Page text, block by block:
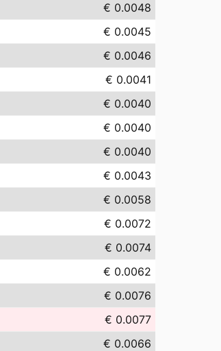
€ 0.0048
€ 0.0045
€ 0.0046
€ 0.0041
€ 0.0040
€ 0.0040
€ 0.0040
€ 0.0043
€ 0.0058
€ 0.0072
€ 0.0074
€ 0.0062
€ 0.0076
€ 0.0077
€ 0.0066